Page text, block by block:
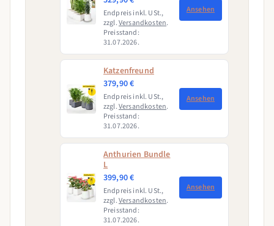
Endpreis inkl. USt.,
zzgl.Versandkosten.
Preisstand:
31.07.2026.
Ansehen
Katzenfreund
379,90 €
Endpreis inkl. USt.,
zzgl.Versandkosten.
Preisstand:
31.07.2026.
Ansehen
Anthurien Bundle
L
399,90 €
Endpreis inkl. USt.,
zzgl.Versandkosten.
Preisstand:
31.07.2026.
Ansehen